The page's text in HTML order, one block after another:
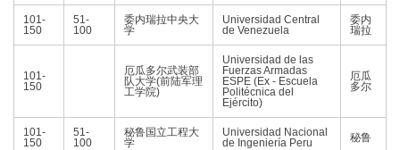
101-
150
51-
100
委内瑞拉中央大
学
Universidad Central
de Venezuela
委内
瑞拉
101-
150
厄瓜多尔武装部
队大学(前陆军理
工学院)
Universidad de las
Fuerzas Armadas
ESPE (Ex - Escuela
Politécnica del
Ejército)
厄瓜
多尔
101-
150
51-
100
秘鲁国立工程大
学
Universidad Nacional
de Ingeniería Peru
秘鲁